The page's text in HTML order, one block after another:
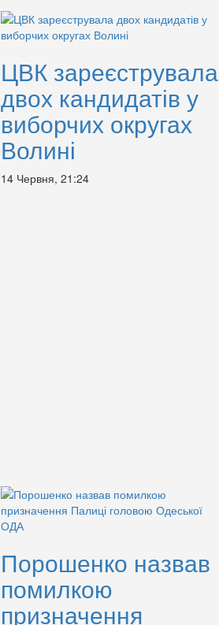
ЦВК зареєструвала
двох кандидатів у
виборчих округах
Волині
14 Червня, 21:24
Порошенко назвав
помилкою
призначення